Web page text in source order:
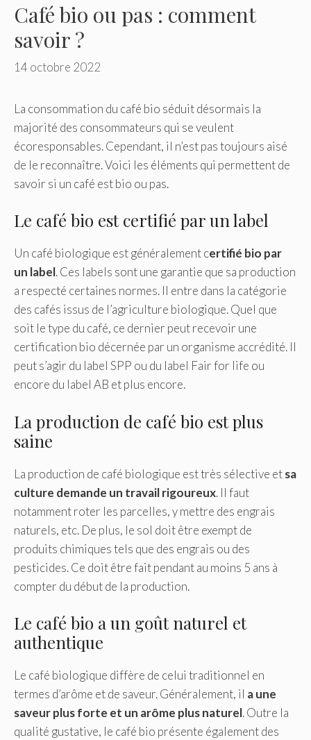
Café bio ou pas : comment
savoir ?
14 octobre 2022
La consommation du café bio séduit désormais la
majorité des consommateurs qui se veulent
écoresponsables. Cependant, il n’est pas toujours aisé
de le reconnaître. Voici les éléments qui permettent de
savoir si un café est bio ou pas.
Le café bio est certifié par un label
Un café biologique est généralement certifié bio par
un label. Ces labels sont une garantie que sa production
a respecté certaines normes. Il entre dans la catégorie
des cafés issus de l’agriculture biologique. Quel que
soit le type du café, ce dernier peut recevoir une
certification bio décernée par un organisme accrédité. Il
peut s’agir du label SPP ou du label Fair for life ou
encore du label AB et plus encore.
La production de café bio est plus
saine
La production de café biologique est très sélective etsa
culture demande un travail rigoureux. Il faut
notamment roter les parcelles, y mettre des engrais
naturels, etc. De plus, le sol doit être exempt de
produits chimiques tels que des engrais ou des
pesticides. Ce doit être fait pendant au moins 5 ans à
compter du début de la production.
Le café bio a un goût naturel et
authentique
Le café biologique diffère de celui traditionnel en
termes d’arôme et de saveur. Généralement, il a une
saveur plus forte et un arôme plus naturel. Outre la
qualité gustative, le café bio présente également des